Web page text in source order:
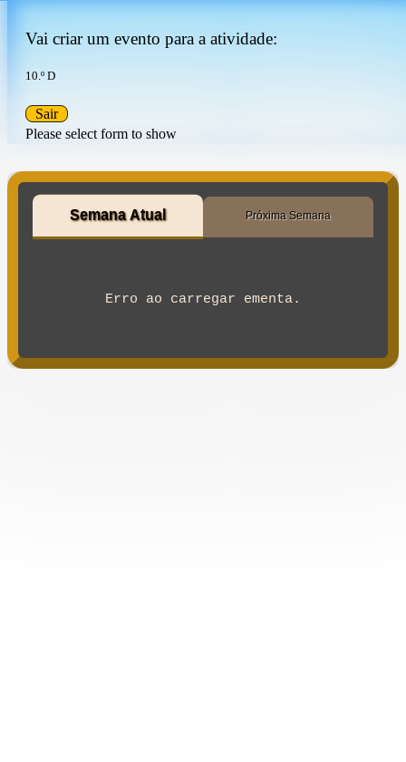
Vai criar um evento para a atividade:
10.º D
Please select form to show
Sair
Semana Atual Próxima Semana
Erro ao carregar ementa.